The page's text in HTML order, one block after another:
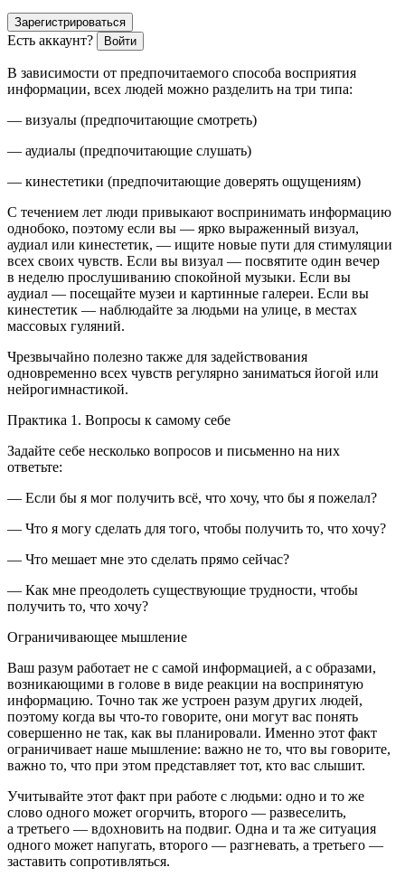
Зарегистрироваться
Есть аккаунт? Войти
В зависимости от предпочитаемого способа восприятия
информации, всех людей можно разделить на три типа:
— визуалы (предпочитающие смотреть)
— аудиалы (предпочитающие слушать)
— кинестетики (предпочитающие доверять ощущениям)
С течением лет люди привыкают воспринимать информацию
однобоко, поэтому если вы — ярко выраженный визуал,
аудиал или кинестетик, — ищите новые пути для стимуляции
всех своих чувств. Если вы визуал — посвятите один вечер
в неделю прослушиванию спокойной музыки. Если вы
аудиал — посещайте музеи и картинные галереи. Если вы
кинестетик — наблюдайте за людьми на улице, в местах
массовых гуляний.
Чрезвычайно полезно также для задействования
одновременно всех чувств регулярно заниматься йогой или
нейрогимнастикой.
Практика 1. Вопросы к самому себе
Задайте себе несколько вопросов и письменно на них
ответьте:
— Если бы я мог получить всё, что хочу, что бы я пожелал?
— Что я могу сделать для того, чтобы получить то, что хочу?
— Что мешает мне это сделать прямо сейчас?
— Как мне преодолеть существующие трудности, чтобы
получить то, что хочу?
Ограничивающее мышление
Ваш разум работает не с самой информацией, а с образами,
возникающими в голове в виде реакции на воспринятую
информацию. Точно так же устроен разум других людей,
поэтому когда вы что-то говорите, они могут вас понять
совершенно не так, как вы планировали. Именно этот факт
ограничивает наше мышление: важно не то, что вы говорите,
важно то, что при этом представляет тот, кто вас слышит.
Учитывайте этот факт при работе с людьми: одно и то же
слово одного может огорчить, второго — развеселить,
а третьего — вдохновить на подвиг. Одна и та же ситуация
одного может напугать, второго — разгневать, а третьего —
заставить сопротивляться.